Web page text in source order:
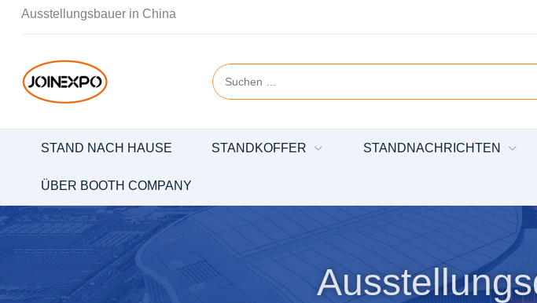
Ausstellungsbauer in China
STAND NACH HAUSE STANDKOFFER STANDNACHRICHTEN
ÜBER BOOTH COMPANY